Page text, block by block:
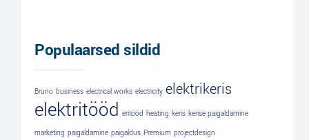
Populaarsed sildid
Bruno business electrical works electricity elektrikeris
elektritööd eritööd heating keris kerise paigaldamine
marketing paigaldamine paigaldus Premium projectdesign